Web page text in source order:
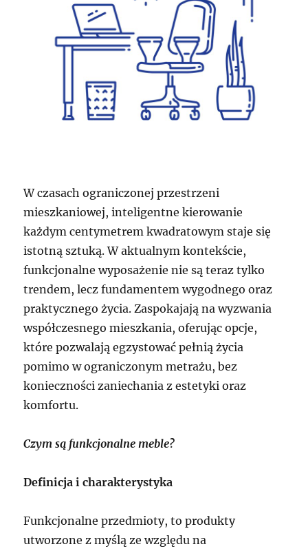
W czasach ograniczonej przestrzeni
mieszkaniowej, inteligentne kierowanie
każdym centymetrem kwadratowym staje się
istotną sztuką. W aktualnym kontekście,
funkcjonalne wyposażenie nie są teraz tylko
trendem, lecz fundamentem wygodnego oraz
praktycznego życia. Zaspokajają na wyzwania
współczesnego mieszkania, oferując opcje,
które pozwalają egzystować pełnią życia
pomimo w ograniczonym metrażu, bez
konieczności zaniechania z estetyki oraz
komfortu.
Czym są funkcjonalne meble?
Definicja i charakterystyka
Funkcjonalne przedmioty, to produkty
utworzone z myślą ze względu na